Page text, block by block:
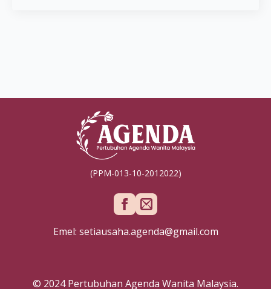
(PPM-013-10-2012022)
Emel: setiausaha.agenda@gmail.com
© 2024 Pertubuhan Agenda Wanita Malaysia.